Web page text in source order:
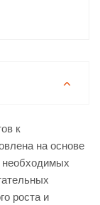
к
на основе
необходимых
роста и